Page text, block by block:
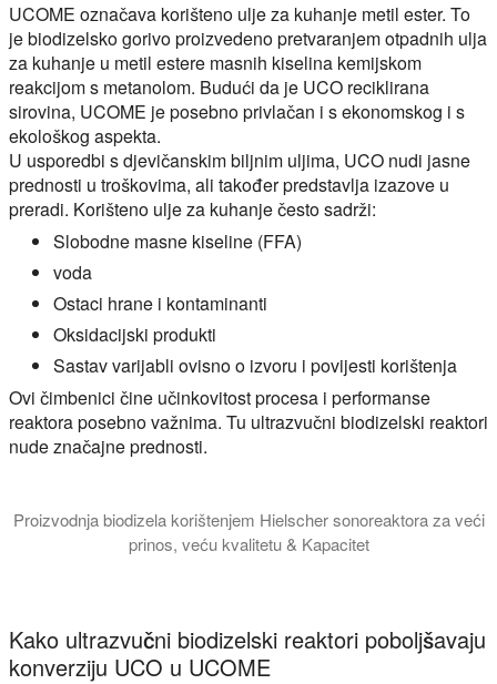
UCOME označava korišteno ulje za kuhanje metil ester. To
je biodizelsko gorivo proizvedeno pretvaranjem otpadnih ulja
za kuhanje u metil estere masnih kiselina kemijskom
reakcijom s metanolom. Budući da je UCO reciklirana
sirovina, UCOME je posebno privlačan i s ekonomskog i s
ekološkog aspekta.
U usporedbi s djevičanskim biljnim uljima, UCO nudi jasne
prednosti u troškovima, ali također predstavlja izazove u
preradi. Korišteno ulje za kuhanje često sadrži:
Slobodne masne kiseline (FFA)
voda
Ostaci hrane i kontaminanti
Oksidacijski produkti
Sastav varijabli ovisno o izvoru i povijesti korištenja
Ovi čimbenici čine učinkovitost procesa i performanse
reaktora posebno važnima. Tu ultrazvučni biodizelski reaktori
nude značajne prednosti.
Proizvodnja biodizela korištenjem Hielscher sonoreaktora za veći
prinos, veću kvalitetu & Kapacitet
Kako ultrazvučni biodizelski reaktori poboljšavaju
konverziju UCO u UCOME